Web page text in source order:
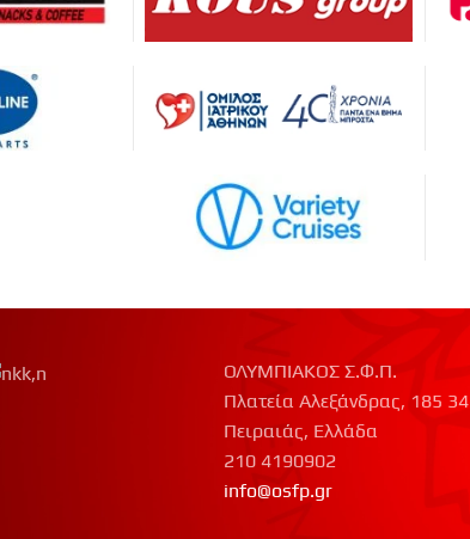
ΟΛΥΜΠΙΑΚΟΣ Σ.Φ.Π.
Πλατεία Αλεξάνδρας, 185 34
Πειραιάς, Ελλάδα
210 4190902
info@osfp.gr